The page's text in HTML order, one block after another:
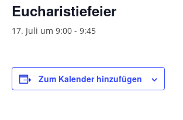
Münstergalerie
Kirchenrenovierung
Pfarrgarten
Eucharistiefeier
17. Juli um 9:00 - 9:45
Zum Kalender hinzufügen